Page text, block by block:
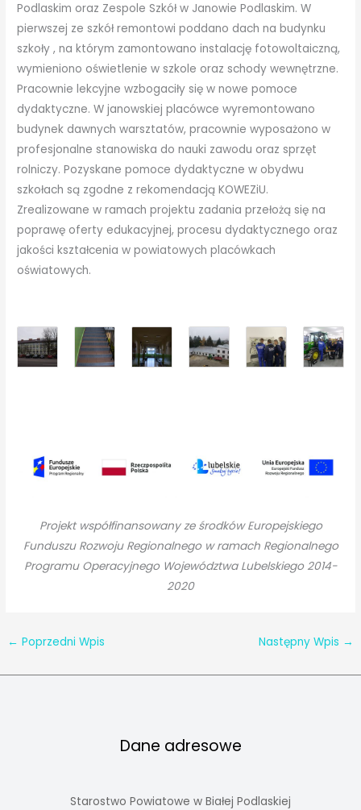
Podlaskim oraz Zespole Szkół w Janowie Podlaskim. W
pierwszej ze szkół remontowi poddano dach na budynku
szkoły , na którym zamontowano instalację fotowoltaiczną,
wymieniono oświetlenie w szkole oraz schody wewnętrzne.
Pracownie lekcyjne wzbogaciły się w nowe pomoce
dydaktyczne. W janowskiej placówce wyremontowano
budynek dawnych warsztatów, pracownie wyposażono w
profesjonalne stanowiska do nauki zawodu oraz sprzęt
rolniczy. Pozyskane pomoce dydaktyczne w obydwu
szkołach są zgodne z rekomendacją KOWEZiU.
Zrealizowane w ramach projektu zadania przełożą się na
poprawę oferty edukacyjnej, procesu dydaktycznego oraz
jakości kształcenia w powiatowych placówkach
oświatowych.
Projekt współfinansowany ze środków Europejskiego
Funduszu Rozwoju Regionalnego w ramach Regionalnego
Programu Operacyjnego Województwa Lubelskiego 2014-
2020
← Poprzedni Wpis Następny Wpis →
Dane adresowe
Starostwo Powiatowe w Białej Podlaskiej